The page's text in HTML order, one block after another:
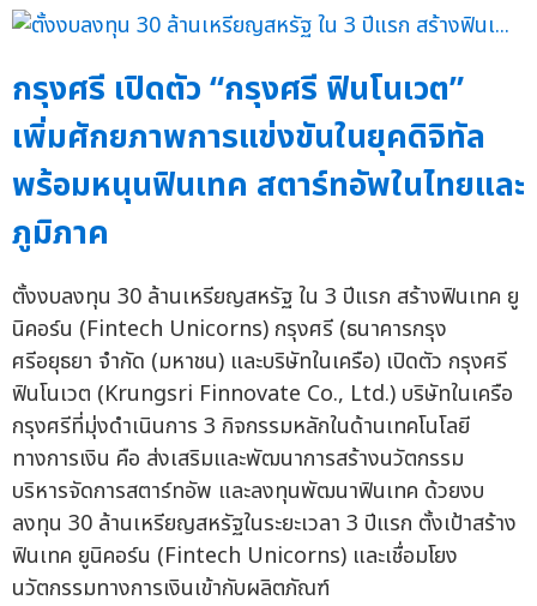
กรุงศรี เปิดตัว “กรุงศรี ฟินโนเวต”
เพิ่มศักยภาพการแข่งขันในยุคดิจิทัล
พร้อมหนุนฟินเทค สตาร์ทอัพในไทยและ
ภูมิภาค
ตั้งงบลงทุน 30 ล้านเหรียญสหรัฐ ใน 3 ปีแรก สร้างฟินเทค ยู
นิคอร์น (Fintech Unicorns) กรุงศรี (ธนาคารกรุง
ศรีอยุธยา จำกัด (มหาชน) และบริษัทในเครือ) เปิดตัว กรุงศรี
ฟินโนเวต (Krungsri Finnovate Co., Ltd.) บริษัทในเครือ
กรุงศรีที่มุ่งดำเนินการ 3 กิจกรรมหลักในด้านเทคโนโลยี
ทางการเงิน คือ ส่งเสริมและพัฒนาการสร้างนวัตกรรม
บริหารจัดการสตาร์ทอัพ และลงทุนพัฒนาฟินเทค ด้วยงบ
ลงทุน 30 ล้านเหรียญสหรัฐในระยะเวลา 3 ปีแรก ตั้งเป้าสร้าง
ฟินเทค ยูนิคอร์น (Fintech Unicorns) และเชื่อมโยง
นวัตกรรมทางการเงินเข้ากับผลิตภัณฑ์